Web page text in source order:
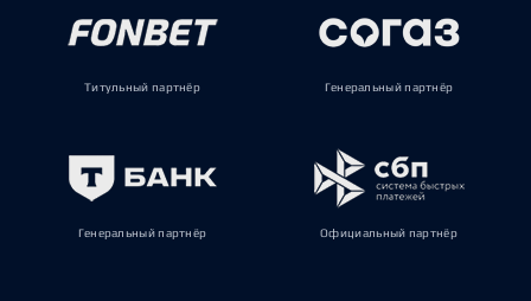
Титульный партнёр Генеральный партнёр
Генеральный партнёр Официальный партнёр